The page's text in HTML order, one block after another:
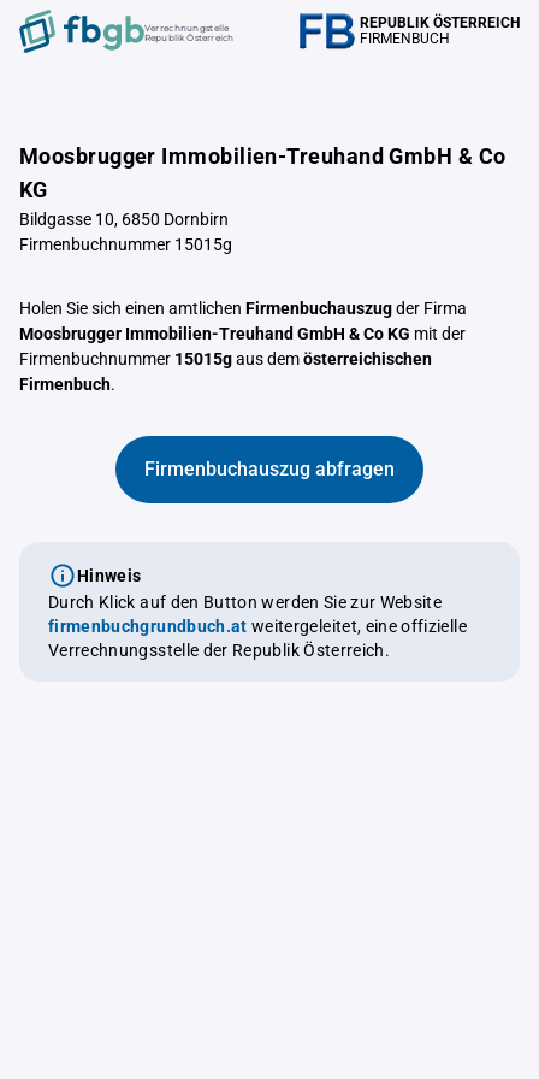
Verrechnungstelle
Republik Österreich
REPUBLIK ÖSTERREICH
FIRMENBUCH
Moosbrugger Immobilien-Treuhand GmbH & Co
KG
Bildgasse 10, 6850 Dornbirn
Firmenbuchnummer 15015g
Holen Sie sich einen amtlichen Firmenbuchauszugder Firma
Moosbrugger Immobilien-Treuhand GmbH & Co KG mit der
Firmenbuchnummer 15015gaus demösterreichischen
Firmenbuch.
Firmenbuchauszug abfragen
Hinweis
Durch Klick auf den Button werden Sie zur Website
firmenbuchgrundbuch.at weitergeleitet, eine offizielle
Verrechnungsstelle der Republik Österreich.